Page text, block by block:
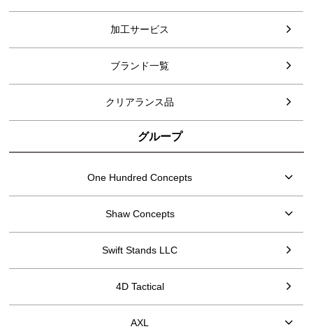
加工サービス
ブランド一覧
クリアランス品
グループ
One Hundred Concepts
Shaw Concepts
Swift Stands LLC
4D Tactical
AXL